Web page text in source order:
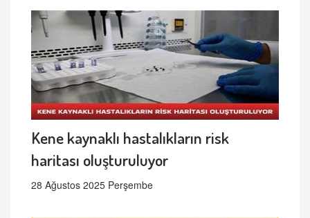
Kene kaynaklı hastalıkların risk
haritası oluşturuluyor
28 Ağustos 2025 Perşembe